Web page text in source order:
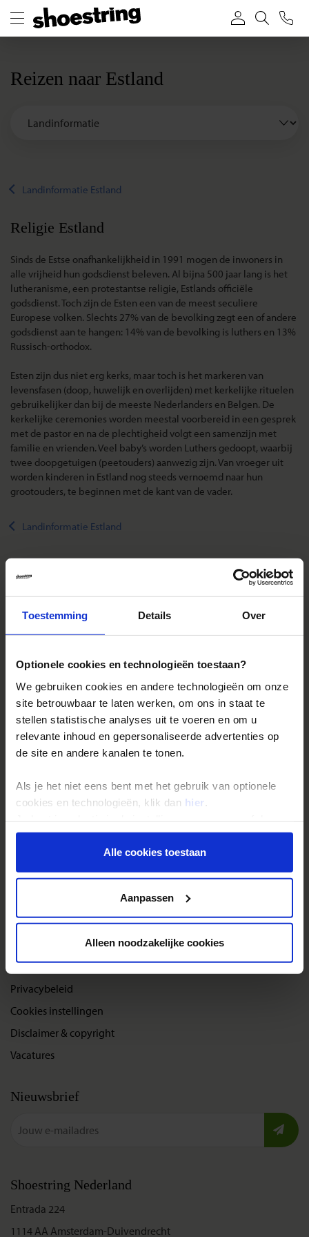
Toestemming Details Over
Optionele cookies en technologieën toestaan?
We gebruiken cookies en andere technologieën om onze
site betrouwbaar te laten werken, om ons in staat te
stellen statistische analyses uit te voeren en om u
relevante inhoud en gepersonaliseerde advertenties op
de site en andere kanalen te tonen.
Als je het niet eens bent met het gebruik van optionele
cookies en technologieën, klik dan hier
onder aan de pagina op elk gewenst moment voor de
toekomst wijzigen.Alle cookies toestaan
Aanpassen
Alleen noodzakelijke cookies
Reizen naar Estland
Landinformatie Estland
Religie Estland
Sinds de Estse onafhankelijkheid in 1991 mogen de inwoners in
alle vrijheid hun godsdienst beleven. Al bijna 500 jaar lang is het
lutheranisme, een protestantse religie, Estlands officiële
godsdienst. Toch zijn de Esten een van de meest seculiere
Europese volken. Slechts 27% van de bevolking zegt een of andere
godsdienst aan te hangen: 14% van de bevolking is luthers en 13%
Russisch-orthodox.
Esten zijn dus niet erg kerks, maar toch is het markeren van
levensfasen (doop, huwelijk en overlijden) met kerkelijke rituelen
gebruikelijker dan bij de meeste Nederlanders en Belgen. De
kerkelijke ceremonies worden meestal voorbereid in een gesprek
met de pastor en na de plechtigheid volgt een samenzijn met
familie en vrienden. Veel baby’s worden Luthers gedoopt, waarbij
twee doopgetuigen (peetouders) aanwezig zijn. Van vroeger uit
worden kinderen in Estland nog steeds vernoemd naar hun
grootouders, te beginnen met de kant van de vader.
Landinformatie Estland
Duurzaam reizen
Reis- en annuleringsvoorwaarden
Veelgestelde vragen
Inloggen op mijn.Shoestring
Reisthema's
Groepsreizen
Single reizen
Gegarandeerde reizen
Over Shoestring
Bel, mail of chat met ons
Privacybeleid
Cookies instellingen
Disclaimer & copyright
Vacatures
Nieuwsbrief
Shoestring Nederland
Entrada 224
1114 AA Amsterdam-Duivendrecht